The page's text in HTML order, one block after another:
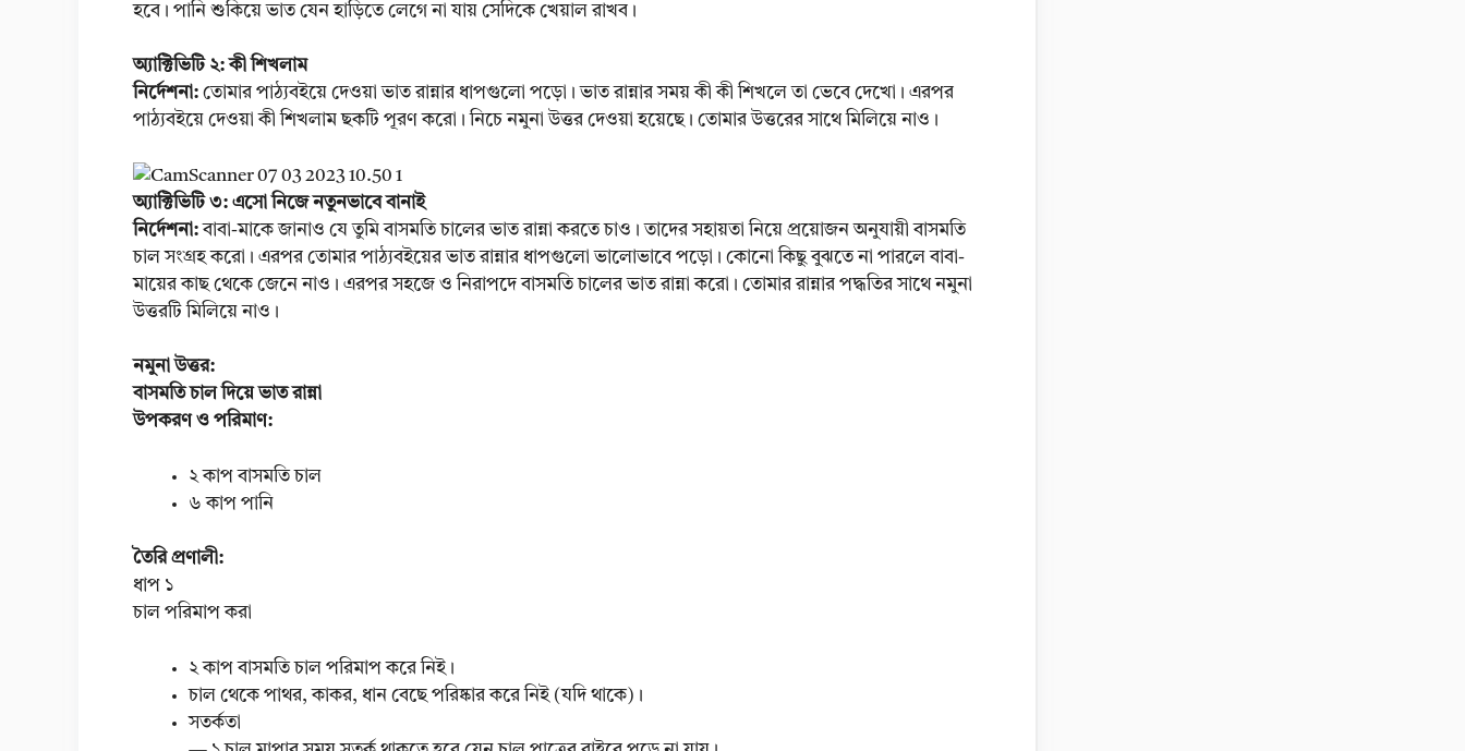
হবে। পানি শুকিয়ে ভাত যেন হাড়িতে লেগে না যায় সেদিকে খেয়াল রাখব।
অ্যাক্টিভিটি ২: কী শিখলাম
নির্দেশনা: তোমার পাঠ্যবইয়ে দেওয়া ভাত রান্নার ধাপগুলো পড়ো। ভাত রান্নার সময় কী কী শিখলে তা ভেবে দেখো। এরপর
পাঠ্যবইয়ে দেওয়া কী শিখলাম ছকটি পূরণ করো। নিচে নমুনা উত্তর দেওয়া হয়েছে। তোমার উত্তরের সাথে মিলিয়ে নাও।
অ্যাক্টিভিটি ৩: এসো নিজে নতুনভাবে বানাই
নির্দেশনা:বাবা-মাকে জানাও যে তুমি বাসমতি চালের ভাত রান্না করতে চাও। তাদের সহায়তা নিয়ে প্রয়োজন অনুযায়ী বাসমতি
চাল সংগ্রহ করো। এরপর তোমার পাঠ্যবইয়ের ভাত রান্নার ধাপগুলো ভালোভাবে পড়ো। কোনো কিছু বুঝতে না পারলে বাবা-
মায়ের কাছ থেকে জেনে নাও। এরপর সহজে ও নিরাপদে বাসমতি চালের ভাত রান্না করো। তোমার রান্নার পদ্ধতির সাথে নমুনা
উত্তরটি মিলিয়ে নাও।
নমুনা উত্তর:
বাসমতি চাল দিয়ে ভাত রান্না
উপকরণ ও পরিমাণ:
২ কাপ বাসমতি চাল
৬ কাপ পানি
তৈরি প্রণালী:
ধাপ ১
চাল পরিমাপ করা
২ কাপ বাসমতি চাল পরিমাপ করে নিই।
চাল থেকে পাথর, কাকর, ধান বেছে পরিষ্কার করে নিই (যদি থাকে)।
সতর্কতা